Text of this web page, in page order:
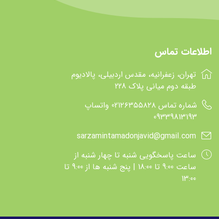
aptamil
سیمیلاک
گربر
Gerber
اینفاکول
infacol
گلدن گات
Golden goat
پانادل
Panadol
پدیاشور
پالی
Pali
اطلاعات تماس
تهران، زعفرانیه، مقدس اردبیلی، پالادیوم
طبقه دوم میانی پلاک 228
شماره تماس 021۲۶۳۵۵۸۲۸ واتساپ
09339813193
sarzamintamadonjavid@gmail.com
ساعت پاسخگويي شنبه تا چهار شنبه از
ساعت 9:00 تا 18:00 | پنج شنبه ها از 9:00 تا
13:00